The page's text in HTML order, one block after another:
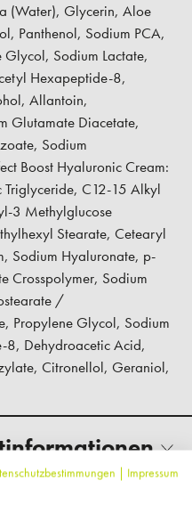
(Water), Glycerin, Aloe
Panthenol, Sodium PCA,
Sodium Lactate,
Hexapeptide-8,
Allantoin,
Glutamate Diacetate,
Sodium
Boost Hyaluronic Cream:
C12-15 Alkyl
3 Methylglucose
Stearate, Cetearyl
Sodium Hyaluronate, p-
Crosspolymer, Sodium
/
Propylene Glycol, Sodium
Dehydroacetic Acid,
Citronellol, Geraniol,
| Impressum